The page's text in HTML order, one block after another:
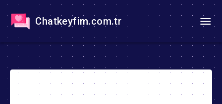
Chatkeyfim.com.tr